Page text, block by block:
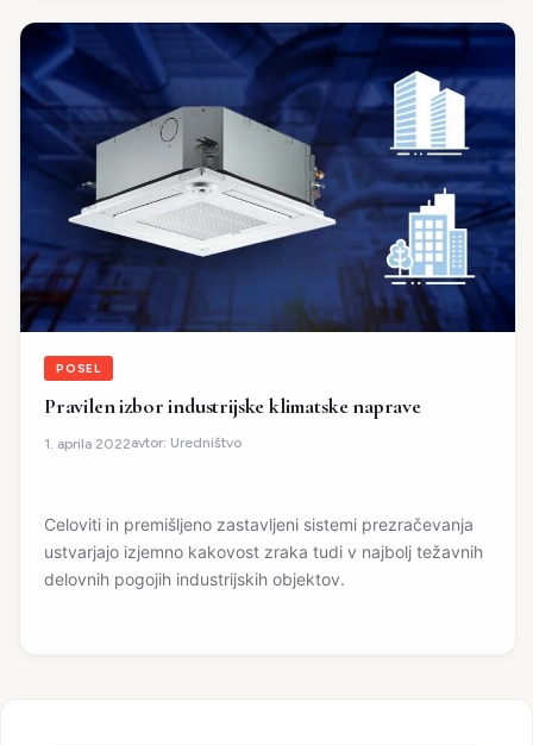
POSEL
Pravilen izbor industrijske klimatske naprave
1. aprila 2022avtor: Uredništvo
Celoviti in premišljeno zastavljeni sistemi prezračevanja
ustvarjajo izjemno kakovost zraka tudi v najbolj težavnih
delovnih pogojih industrijskih objektov.